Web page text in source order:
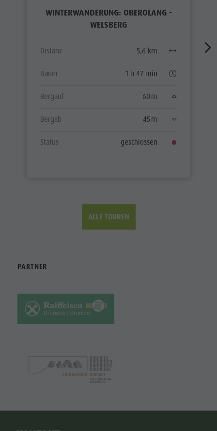
WINTERWANDERUNG: OBEROLANG -
WELSBERG
Distanz 5,6 km
Dauer 1 h 47 min
Bergauf 60 m
Bergab 45 m
Status geschlossen
ALLE TOUREN
PARTNER